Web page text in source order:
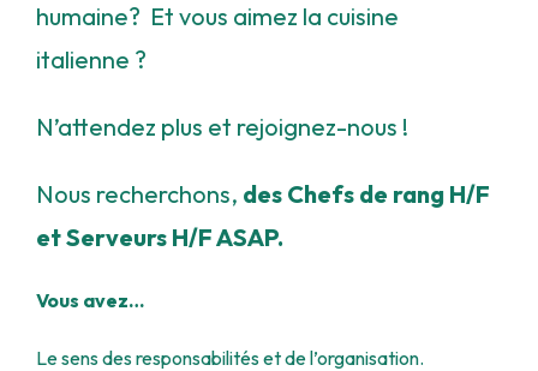
humaine? Et vous aimez la cuisine
italienne ?
N’attendez plus et rejoignez-nous !
Nous recherchons, des Chefs de rang H/F
et Serveurs H/F ASAP.
Vous avez…
Le sens des responsabilités et de l’organisation.